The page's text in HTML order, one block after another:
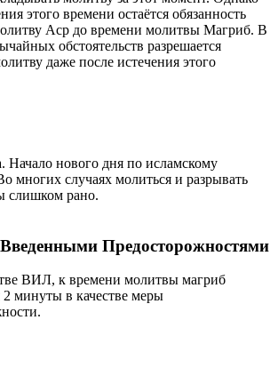
этого времени остаётся обязанность
Аср до времени молитвы Магриб. В
обстоятельств разрешается
даже после истечения этого
Начало нового дня по исламскому
многих случаях молиться и разрывать
слишком рано.
Предосторожностями
ВИЛ, к времени молитвы магриб
2 минуты в качестве меры